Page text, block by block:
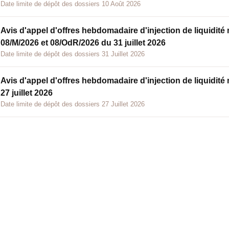
Date limite de dépôt des dossiers 10 Août 2026
Avis d'appel d'offres hebdomadaire d'injection de liquidité
08/M/2026 et 08/OdR/2026 du 31 juillet 2026
Date limite de dépôt des dossiers 31 Juillet 2026
Avis d'appel d'offres hebdomadaire d'injection de liquidité
27 juillet 2026
Date limite de dépôt des dossiers 27 Juillet 2026